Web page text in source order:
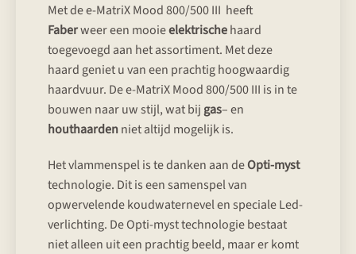
Met de e-MatriX Mood 800/500 III heeft
Faberweer een mooieelektrischehaard
toegevoegd aan het assortiment. Met deze
haard geniet u van een prachtig hoogwaardig
haardvuur. De e-MatriX Mood 800/500 III is in te
bouwen naar uw stijl, wat bij gas– en
houthaardenniet altijd mogelijk is.
Het vlammenspel is te danken aan deOpti-myst
technologie. Dit is een samenspel van
opwervelende koudwaternevel en speciale Led-
verlichting. De Opti-myst technologie bestaat
niet alleen uit een prachtig beeld, maar er komt